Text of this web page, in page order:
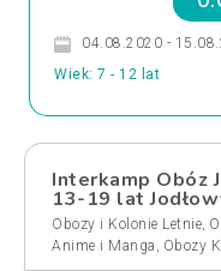
04.08.2020 -
Wiek: 7 - 12 lat
Interkamp Obóz
13-19 lat
Obozy i Kolonie Letnie,
Anime i Manga , Obozy